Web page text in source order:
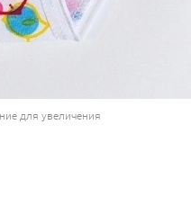
для увеличения